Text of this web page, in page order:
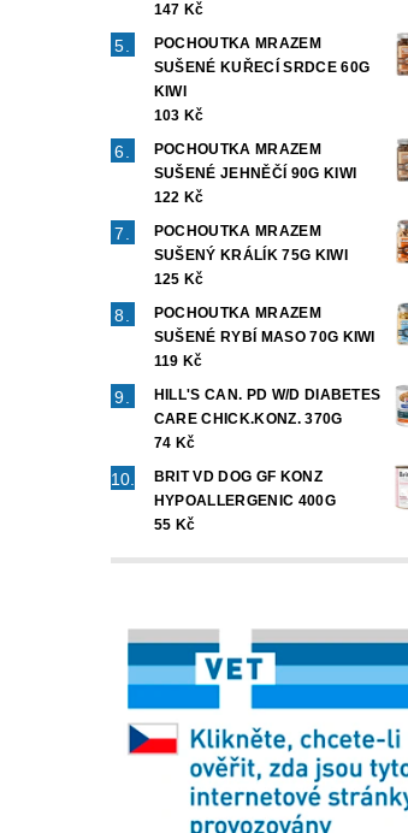
147 Kč
POCHOUTKA MRAZEM
SUŠENÉ KUŘECÍ SRDCE 60G
KIWI
103 Kč
POCHOUTKA MRAZEM
SUŠENÉ JEHNĚČÍ 90G KIWI
122 Kč
POCHOUTKA MRAZEM
SUŠENÝ KRÁLÍK 75G KIWI
125 Kč
POCHOUTKA MRAZEM
SUŠENÉ RYBÍ MASO 70G KIWI
119 Kč
HILL'S CAN. PD W/D DIABETES
CARE CHICK.KONZ. 370G
74 Kč
BRIT VD DOG GF KONZ
HYPOALLERGENIC 400G
55 Kč